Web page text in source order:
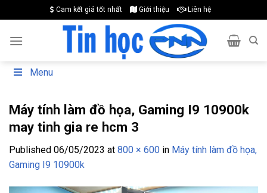
to
content
Cam kết giá tốt nhất Giới thiệu Liên hệ
Menu
Máy tính làm đồ họa, Gaming I9 10900k
may tinh gia re hcm 3
Published 06/05/2023 at 800 × 600 in Máy tính làm đồ họa,
Gaming I9 10900k